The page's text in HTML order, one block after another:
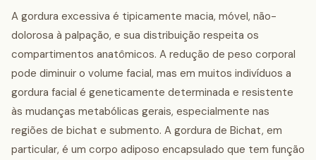
A gordura excessiva é tipicamente macia, móvel, não-
dolorosa à palpação, e sua distribuição respeita os
compartimentos anatômicos. A redução de peso corporal
pode diminuir o volume facial, mas em muitos indivíduos a
gordura facial é geneticamente determinada e resistente
às mudanças metabólicas gerais, especialmente nas
regiões de bichat e submento. A gordura de Bichat, em
particular, é um corpo adiposo encapsulado que tem função